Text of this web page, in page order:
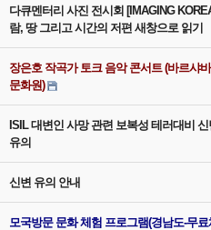
다큐멘터리 사진 전시회 [IMAGING
람, 땅 그리고 시간의 저편 새창으로 읽기
장은호 작곡가 토크 음악 콘서트 (바르샤
문화원)
ISIL 대변인 사망 관련 보복성 테러대비
유의
신변 유의 안내
모국방문 문화 체험 프로그램(경남도-무료